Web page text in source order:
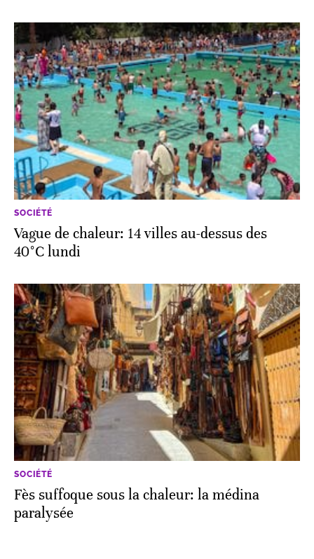
SOCIÉTÉ
Vague de chaleur: 14 villes au-dessus des
40°C lundi
SOCIÉTÉ
Fès suffoque sous la chaleur: la médina
paralysée